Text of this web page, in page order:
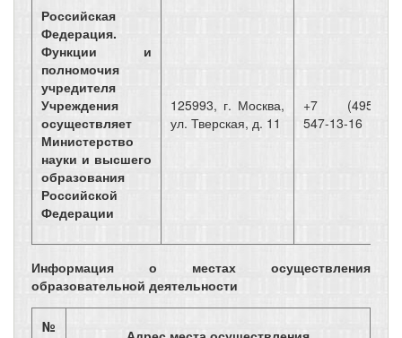
Российская
Федерация.
Функции и
полномочия
учредителя
Учреждения
осуществляет
Министерство
науки и высшего
образования
Российской
Федерации
125993, г. Москва,
ул. Тверская, д. 11
+7 (495)
547-13-16
Информация о местах осуществления
образовательной деятельности
№